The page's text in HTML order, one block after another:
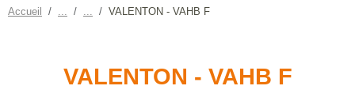
Accueil VALENTON - VAHB F
VALENTON - VAHB F